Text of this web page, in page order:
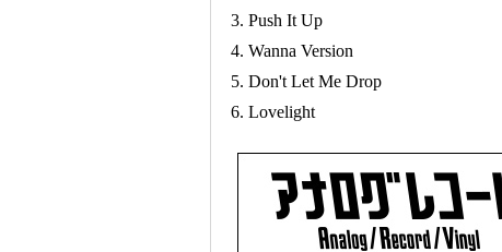
3. Push It Up
4. Wanna Version
5. Don't Let Me Drop
6. Lovelight